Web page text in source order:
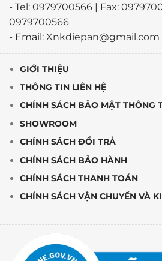
- Tel: 0979700566 | Fax:
0979700566
- Email: Xnkdiepan@gmail.com
GIỚI THIỆU
THÔNG TIN LIÊN HỆ
CHÍNH SÁCH BẢO MẬT THÔNG
SHOWROOM
CHÍNH SÁCH ĐỔI TRẢ
CHÍNH SÁCH BẢO HÀNH
CHÍNH SÁCH THANH TOÁN
CHÍNH SÁCH VẬN CHUYỂN VÀ